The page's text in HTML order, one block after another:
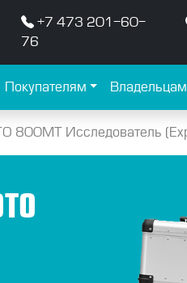
+7 473 201-60-
76
Покупателям Владельцам
800MT Исследователь